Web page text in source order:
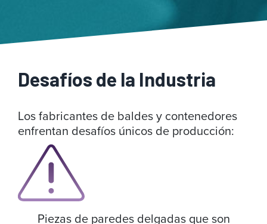
Desafíos de la Industria
Los fabricantes de baldes y contenedores
enfrentan desafíos únicos de producción:
Piezas de paredes delgadas que son